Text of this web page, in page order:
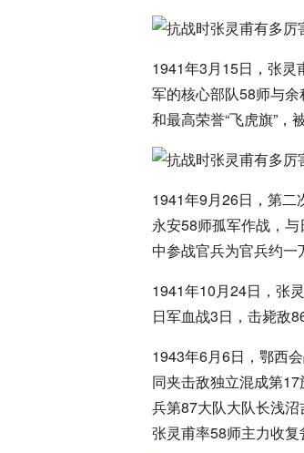
1941年3月15日，张灵
军的核心部队58师与
和最高荣誉“飞虎旗”，
1941年9月26日，第二
永安58师孤军作战，
中参战官兵为官兵约一
1941年10月24日，张
日军血战3日，击毙敌
1943年6月6日，鄂西
同夹击敌独立混成第
兵第87大队大队长浅
张灵甫率58师主力收复